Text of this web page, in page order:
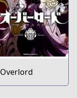
Overlord